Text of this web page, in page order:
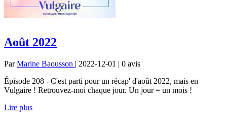
Août 2022
ParMarine Baousson | 2022-12-01 | 0 avis
Épisode 208 - C'est parti pour un récap' d'août 2022, mais en
Vulgaire ! Retrouvez-moi chaque jour. Un jour = un mois !
Lire plus